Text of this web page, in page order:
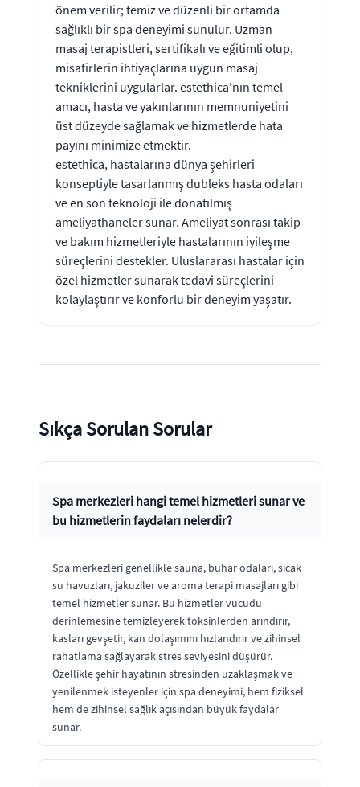
önem verilir; temiz ve düzenli bir ortamda
sağlıklı bir spa deneyimi sunulur. Uzman
masaj terapistleri, sertifikalı ve eğitimli olup,
misafirlerin ihtiyaçlarına uygun masaj
tekniklerini uygularlar. estethica'nın temel
amacı, hasta ve yakınlarının memnuniyetini
üst düzeyde sağlamak ve hizmetlerde hata
payını minimize etmektir.
estethica, hastalarına dünya şehirleri
konseptiyle tasarlanmış dubleks hasta odaları
ve en son teknoloji ile donatılmış
ameliyathaneler sunar. Ameliyat sonrası takip
ve bakım hizmetleriyle hastalarının iyileşme
süreçlerini destekler. Uluslararası hastalar için
özel hizmetler sunarak tedavi süreçlerini
kolaylaştırır ve konforlu bir deneyim yaşatır.
Sıkça Sorulan Sorular
Spa merkezleri hangi temel hizmetleri sunar ve
bu hizmetlerin faydaları nelerdir?
Spa merkezleri genellikle sauna, buhar odaları, sıcak
su havuzları, jakuziler ve aroma terapi masajları gibi
temel hizmetler sunar. Bu hizmetler vücudu
derinlemesine temizleyerek toksinlerden arındırır,
kasları gevşetir, kan dolaşımını hızlandırır ve zihinsel
rahatlama sağlayarak stres seviyesini düşürür.
Özellikle şehir hayatının stresinden uzaklaşmak ve
yenilenmek isteyenler için spa deneyimi, hem fiziksel
hem de zihinsel sağlık açısından büyük faydalar
sunar.